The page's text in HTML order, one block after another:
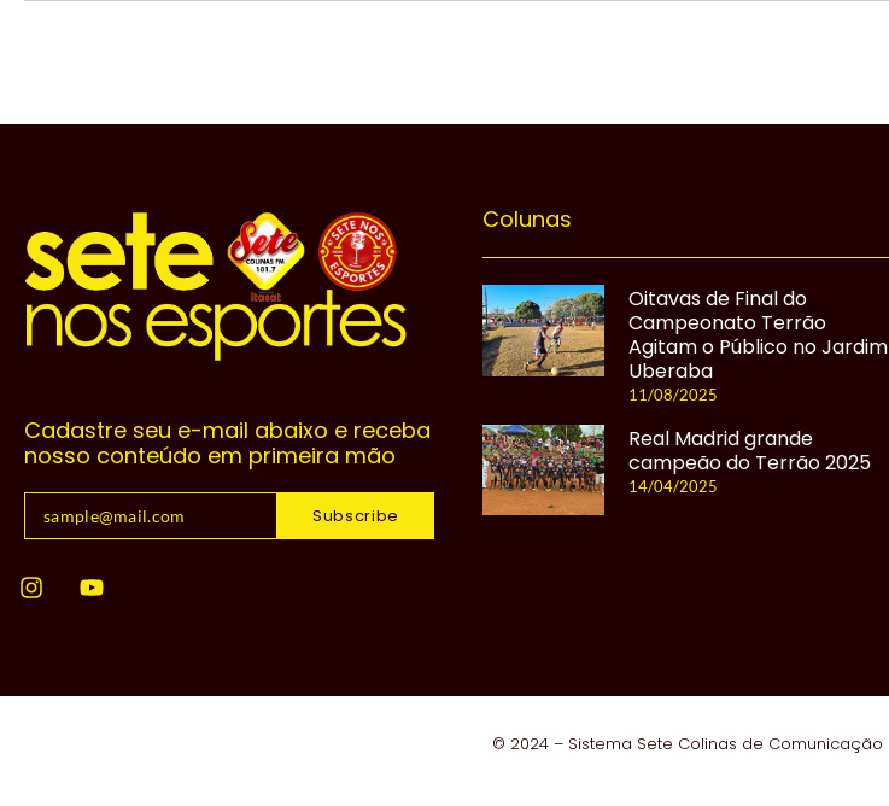
Cadastre seu e-mail abaixo e receba
nosso conteúdo em primeira mão
Subscribe
Colunas
Oitavas de Final do
Campeonato Terrão
Agitam o Público no Jardim
Uberaba
11/08/2025
Real Madrid grande
campeão do Terrão 2025
14/04/2025
© 2024 – Sistema Sete Colinas de Comunicação